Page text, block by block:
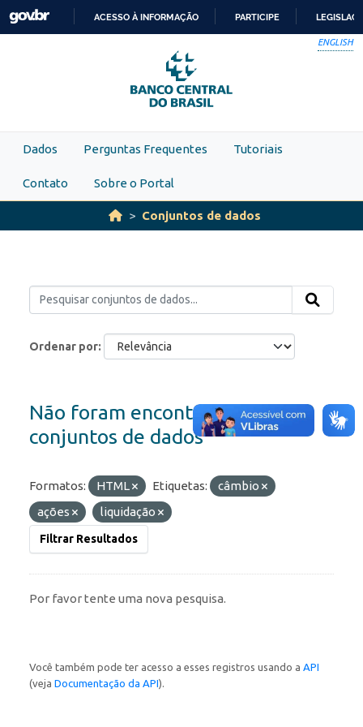
Skip to main content
PARA
O
CONTEÚDO
ACESSO À INFORMAÇÃO PARTICIPE
ENGLISH
Dados Perguntas Frequentes Tutoriais
Contato Sobre o Portal
Conjuntos de dados
Ordenar por
Não foram encontrados
conjuntos de dados
Formatos: HTML Etiquetas:
câmbio
ações
liquidação
Filtrar Resultados
Por favor tente uma nova pesquisa.
Você também pode ter acesso a esses registros usando a API
(veja Documentação da API).